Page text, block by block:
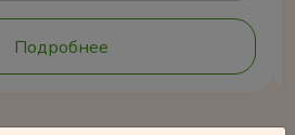
Подробнее